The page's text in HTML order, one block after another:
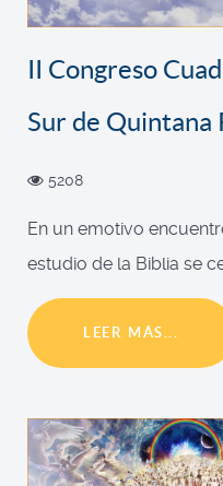
II Congreso
Sur de Quintana
5208
En un emotivo
estudio de la Biblia se
LEER MÁS...